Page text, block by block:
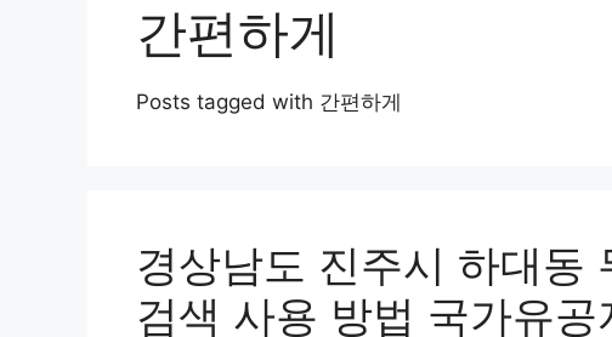
간편하게
Posts tagged with 간편하게
경상남도 진주시 하대동
검색 사용 방법 국가유공